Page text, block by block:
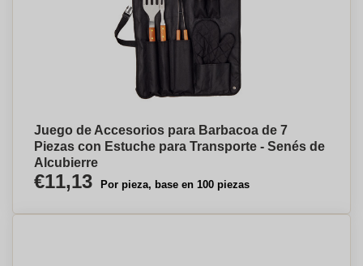
Juego de Accesorios para Barbacoa de 7
Piezas con Estuche para Transporte - Senés de
Alcubierre
€11,13 Por pieza, base en 100 piezas